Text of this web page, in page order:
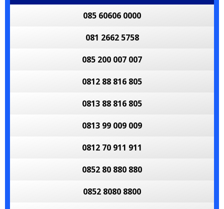
085 60606 0000
081 2662 5758
085 200 007 007
0812 88 816 805
0813 88 816 805
0813 99 009 009
0812 70 911 911
0852 80 880 880
0852 8080 8800